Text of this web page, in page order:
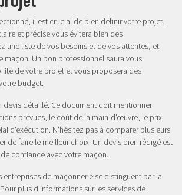
il est crucial de bien définir votre projet.
et précise vous évitera bien des
une liste de vos besoins et de vos attentes, et
maçon. Un bon professionnel saura vous
de votre projet et vous proposera des
budget.
devis détaillé. Ce document doit mentionner
prévues, le coût de la main-d'œuvre, le prix
d'exécution. N'hésitez pas à comparer plusieurs
de faire le meilleur choix. Un devis bien rédigé est
confiance avec votre maçon.
entreprises de maçonnerie se distinguent par la
plus d'informations sur les services de